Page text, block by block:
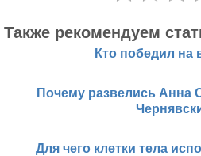
Также рекомендуем
Кто победил на
Почему развелись Анна
Для чего клетки тела